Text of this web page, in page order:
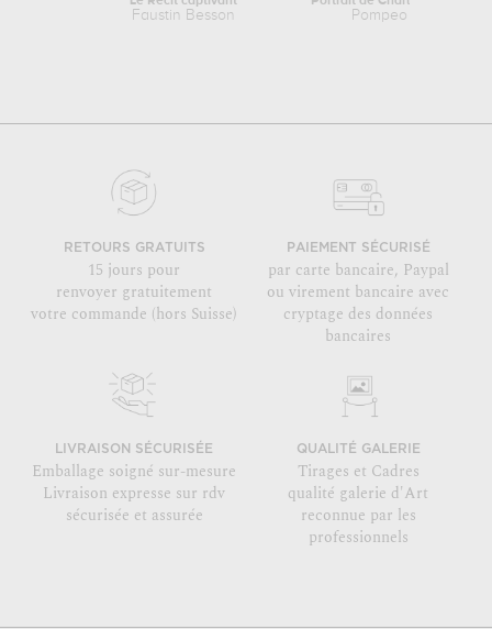
Faustin Besson Pompeo Batoni
RETOURS GRATUITS
15 jours pour
renvoyer gratuitement
votre commande (hors Suisse)
PAIEMENT SÉCURISÉ
par carte bancaire, Paypal
ou virement bancaire avec
cryptage des données
bancaires
LIVRAISON SÉCURISÉE
Emballage soigné sur-mesure
Livraison expresse sur rdv
sécurisée et assurée
QUALITÉ GALERIE
Tirages et Cadres
qualité galerie d'Art
reconnue par les
professionnels